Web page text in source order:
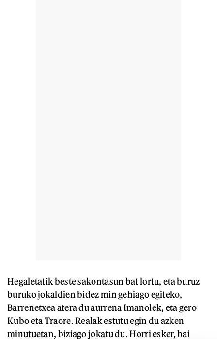
Hegaletatik beste sakontasun bat lortu, eta buruz
buruko jokaldien bidez min gehiago egiteko,
Barrenetxea atera du aurrena Imanolek, eta gero
Kubo eta Traore. Realak estutu egin du azken
minutuetan, biziago jokatu du. Horri esker, bai